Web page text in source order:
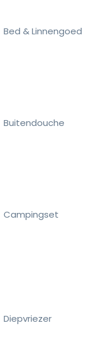
Bed & Linnengoed
Buitendouche
Campingset
Diepvriezer